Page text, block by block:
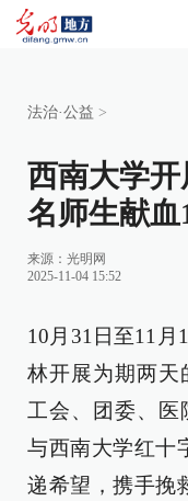
法治·公益 >
西南大学开
名师生献血
来源： 光明网
2025-11-04 15:52
10月31日至11
林开展为期两天
工会、团委、医
与西南大学红十
递希望，携手挽